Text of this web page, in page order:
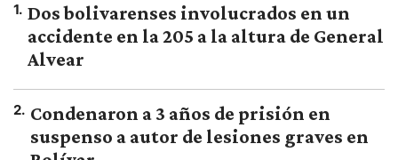
1. Dos bolivarenses involucrados en un
accidente en la 205 a la altura de General
Alvear
2. Condenaron a 3 años de prisión en
suspenso a autor de lesiones graves en